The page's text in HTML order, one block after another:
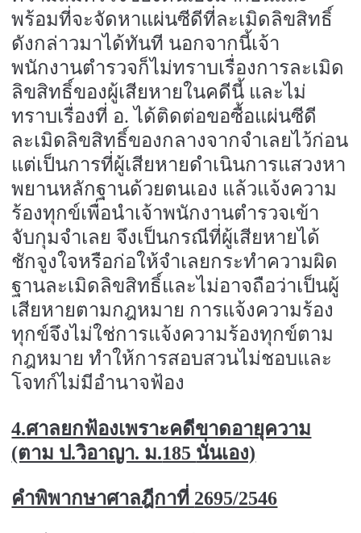
พร้อมที่จะจัดหาแผ่นซีดีที่ละเมิดลิขสิทธิ์
ดังกล่าวมาได้ทันที นอกจากนี้เจ้า
พนักงานตำรวจก็ไม่ทราบเรื่องการละเมิด
ลิขสิทธิ์ของผู้เสียหายในคดีนี้ และไม่
ทราบเรื่องที่ อ. ได้ติดต่อขอซื้อแผ่นซีดี
ละเมิดลิขสิทธิ์ของกลางจากจำเลยไว้ก่อน
แต่เป็นการที่ผู้เสียหายดำเนินการแสวงหา
พยานหลักฐานด้วยตนเอง แล้วแจ้งความ
ร้องทุกข์เพื่อนำเจ้าพนักงานตำรวจเข้า
จับกุมจำเลย จึงเป็นกรณีที่ผู้เสียหายได้
ชักจูงใจหรือก่อให้จำเลยกระทำความผิด
ฐานละเมิดลิขสิทธิ์และไม่อาจถือว่าเป็นผู้
เสียหายตามกฎหมาย การแจ้งความร้อง
ทุกข์จึงไม่ใช่การแจ้งความร้องทุกข์ตาม
กฎหมาย ทำให้การสอบสวนไม่ชอบและ
โจทก์ไม่มีอำนาจฟ้อง
4.ศาลยกฟ้องเพราะคดีขาดอายุความ
(ตาม ป.วิอาญา. ม.185 นั่นเอง)
คำพิพากษาศาลฎีกาที่ 2695/2546